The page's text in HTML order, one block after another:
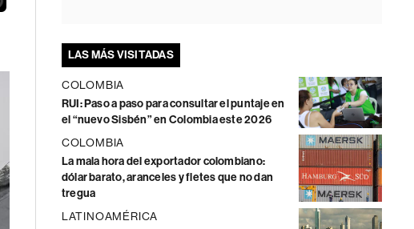
LAS MÁS VISITADAS
COLOMBIA
RUI: Paso a paso para consultar el puntaje en
el “nuevo Sisbén” en Colombia este 2026
COLOMBIA
La mala hora del exportador colombiano:
dólar barato, aranceles y fletes que no dan
tregua
LATINOAMÉRICA